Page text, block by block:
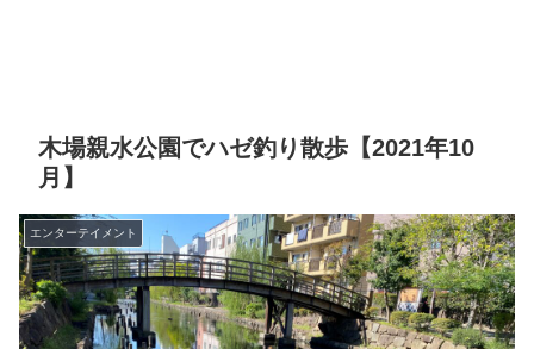
木場親水公園でハゼ釣り散歩【2021年10
月】
エンターテイメント